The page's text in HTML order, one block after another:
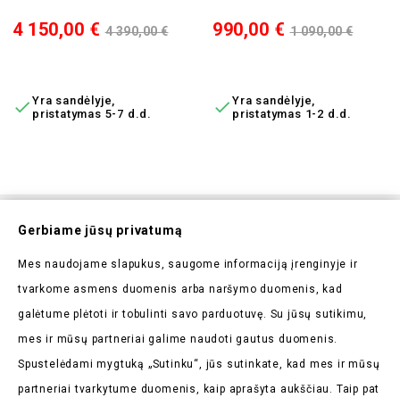
Kaina
4 150,00 € Bazinė
kaina
4 390,00 €
 Yra sandėlyje,
pristatymas 5-7 d.d.
Kaina
990,00 € Bazinė
kaina
1 090,00 €
 Yra sandėlyje,
pristatymas 1-2 d.d.
Prenumeruokite Mūsų
Naujienlaiškį
Pirmieji sužinokite apie mūsų naujienas bei taikomas
Gerbiame jūsų privatumą
Mes naudojame slapukus, saugome informaciją įrenginyje ir
tvarkome asmens duomenis arba naršymo duomenis, kad
galėtume plėtoti ir tobulinti savo parduotuvę. Su jūsų sutikimu,
mes ir mūsų partneriai galime naudoti gautus duomenis.
Spustelėdami mygtuką „Sutinku“, jūs sutinkate, kad mes ir mūsų
partneriai tvarkytume duomenis, kaip aprašyta aukščiau. Taip pat